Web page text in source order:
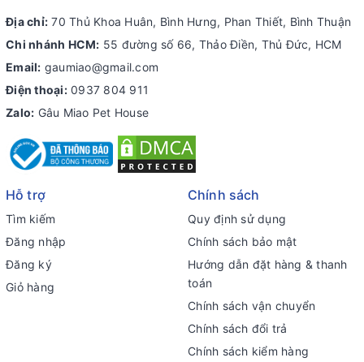
Địa chỉ: 70 Thủ Khoa Huân, Bình Hưng, Phan Thiết, Bình Thuận
Chi nhánh HCM: 55 đường số 66, Thảo Điền, Thủ Đức, HCM
Email: gaumiao@gmail.com
Điện thoại: 0937 804 911
Zalo: Gâu Miao Pet House
Hỗ trợ
Tìm kiếm
Đăng nhập
Đăng ký
Giỏ hàng
Chính sách
Quy định sử dụng
Chính sách bảo mật
Hướng dẫn đặt hàng & thanh
toán
Chính sách vận chuyển
Chính sách đổi trả
Chính sách kiểm hàng